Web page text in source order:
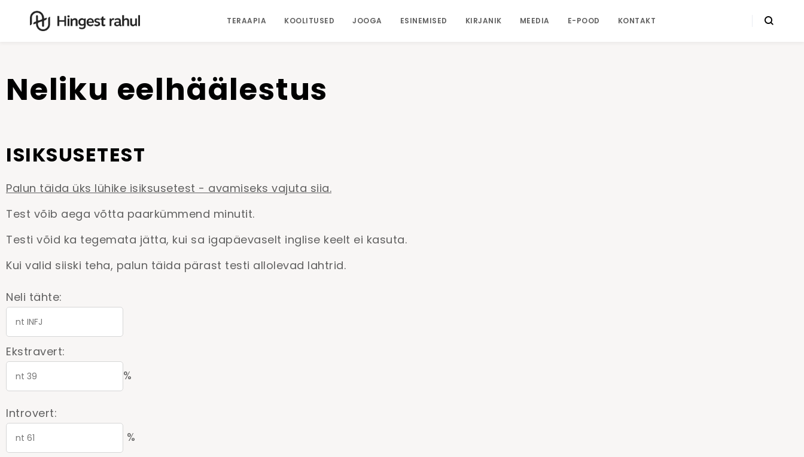
TERAAPIA KOOLITUSED JOOGA ESINEMISED KIRJANIK MEEDIA E-POOD KONTAKT
Neliku eelhäälestus
ISIKSUSETEST
Palun täida üks lühike isiksusetest - avamiseks vajuta siia.
Test võib aega võtta paarkümmend minutit.
Testi võid ka tegemata jätta, kui sa igapäevaselt inglise keelt ei kasuta.
Kui valid siiski teha, palun täida pärast testi allolevad lahtrid.
Neli tähte:
Ekstravert:
%
Introvert:
%